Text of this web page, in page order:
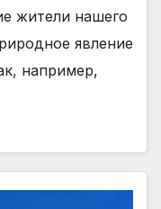
жители нашего
явление
например,